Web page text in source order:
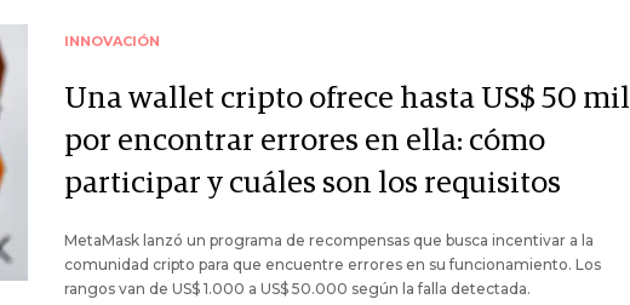
INNOVACIÓN
Una wallet cripto ofrece hasta US$ 50 mil
por encontrar errores en ella: cómo
participar y cuáles son los requisitos
MetaMask lanzó un programa de recompensas que busca incentivar a la
comunidad cripto para que encuentre errores en su funcionamiento. Los
rangos van de US$ 1.000 a US$ 50.000 según la falla detectada.